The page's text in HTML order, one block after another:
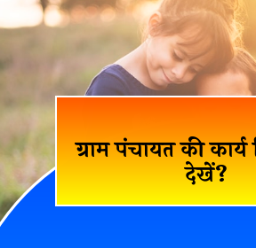
ग्राम पंचायत की कार्य
देखें?